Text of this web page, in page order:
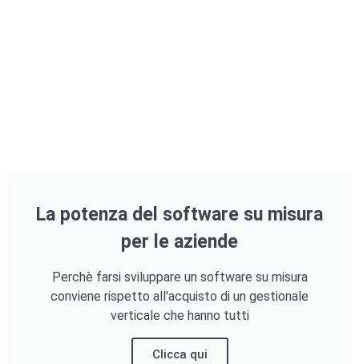
La potenza del software su misura
per le aziende
Perchè farsi sviluppare un software su misura
conviene rispetto all'acquisto di un gestionale
verticale che hanno tutti
Clicca qui